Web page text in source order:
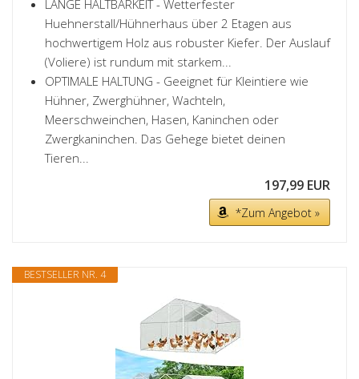
LANGE HALTBARKEIT - Wetterfester
Huehnerstall/Hühnerhaus über 2 Etagen aus
hochwertigem Holz aus robuster Kiefer. Der Auslauf
(Voliere) ist rundum mit starkem...
OPTIMALE HALTUNG - Geeignet für Kleintiere wie
Hühner, Zwerghühner, Wachteln,
Meerschweinchen, Hasen, Kaninchen oder
Zwergkaninchen. Das Gehege bietet deinen
Tieren...
197,99 EUR
*Zum Angebot »
BESTSELLER NR. 4